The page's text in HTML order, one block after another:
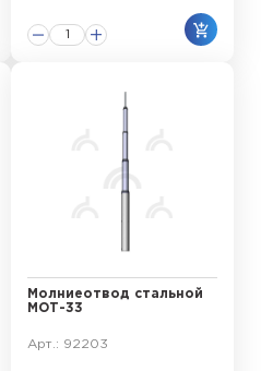
Молниеотвод стальной
МОТ-33
Арт.: 92203